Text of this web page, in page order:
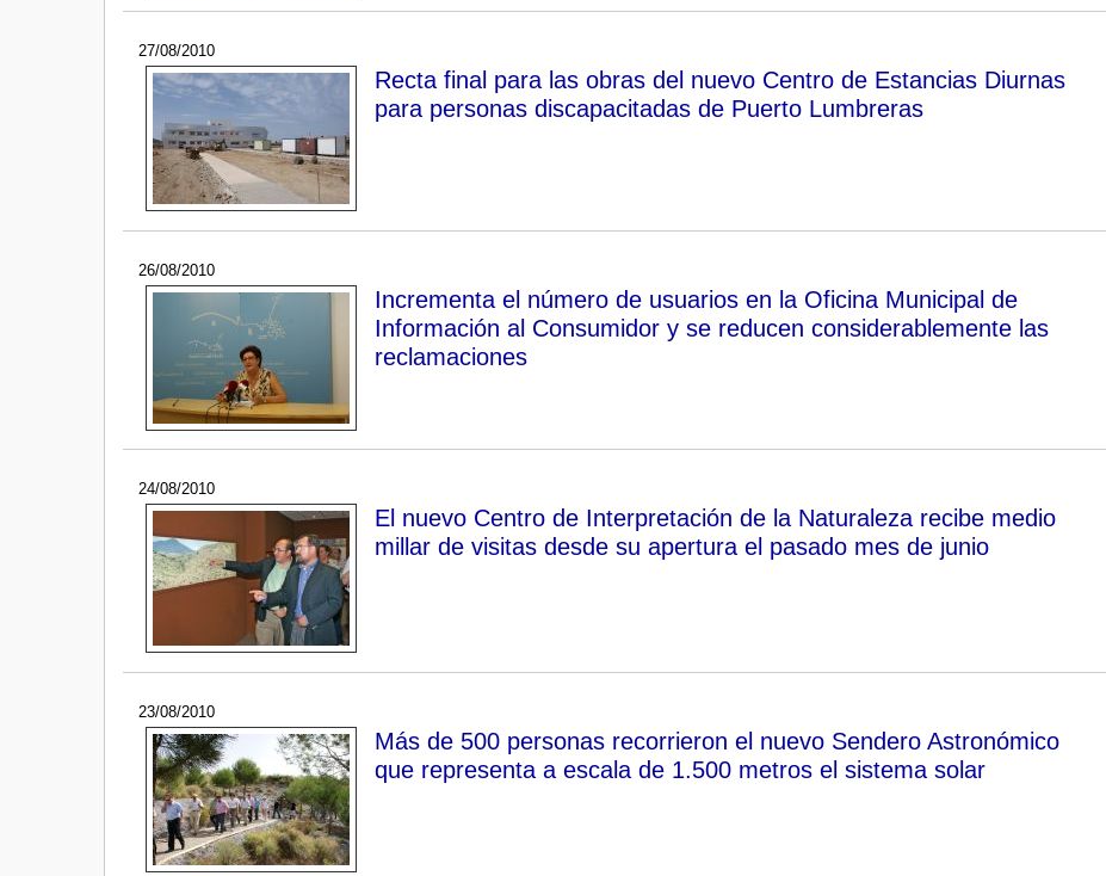
27/08/2010
Recta final para las obras del nuevo Centro de Estancias Diurnas
para personas discapacitadas de Puerto Lumbreras
26/08/2010
Incrementa el número de usuarios en la Oficina Municipal de
Información al Consumidor y se reducen considerablemente las
reclamaciones
24/08/2010
El nuevo Centro de Interpretación de la Naturaleza recibe medio
millar de visitas desde su apertura el pasado mes de junio
23/08/2010
Más de 500 personas recorrieron el nuevo Sendero Astronómico
que representa a escala de 1.500 metros el sistema solar